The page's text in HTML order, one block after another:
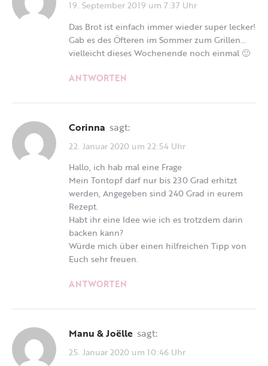
19. September 2019 um 7:37 Uhr
Das Brot ist einfach immer wieder super lecker!
Gab es des Öfteren im Sommer zum Grillen…
vielleicht dieses Wochenende noch einmal 🙂
ANTWORTEN
Corinna sagt:
22. Januar 2020 um 22:54 Uhr
Hallo, ich hab mal eine Frage
Mein Tontopf darf nur bis 230 Grad erhitzt
werden, Angegeben sind 240 Grad in eurem
Rezept.
Habt ihr eine Idee wie ich es trotzdem darin
backen kann?
Würde mich über einen hilfreichen Tipp von
Euch sehr freuen.
ANTWORTEN
Manu & Joëlle sagt:
25. Januar 2020 um 10:46 Uhr